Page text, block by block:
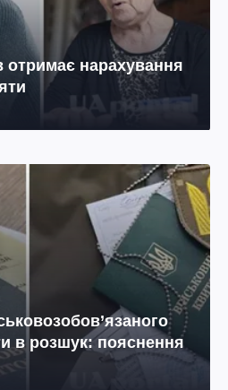
отримає нарахування
в розшук: пояснення